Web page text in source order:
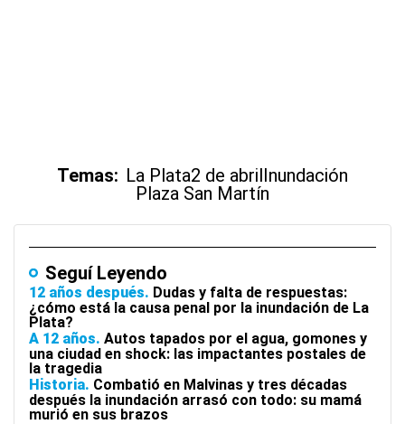
Temas: La Plata2 de abrilInundación
Plaza San Martín
Seguí Leyendo
12 años después Dudas y falta de respuestas:
¿cómo está la causa penal por la inundación de La
Plata?
A 12 años Autos tapados por el agua, gomones y
una ciudad en shock: las impactantes postales de
la tragedia
Historia Combatió en Malvinas y tres décadas
después la inundación arrasó con todo: su mamá
murió en sus brazos